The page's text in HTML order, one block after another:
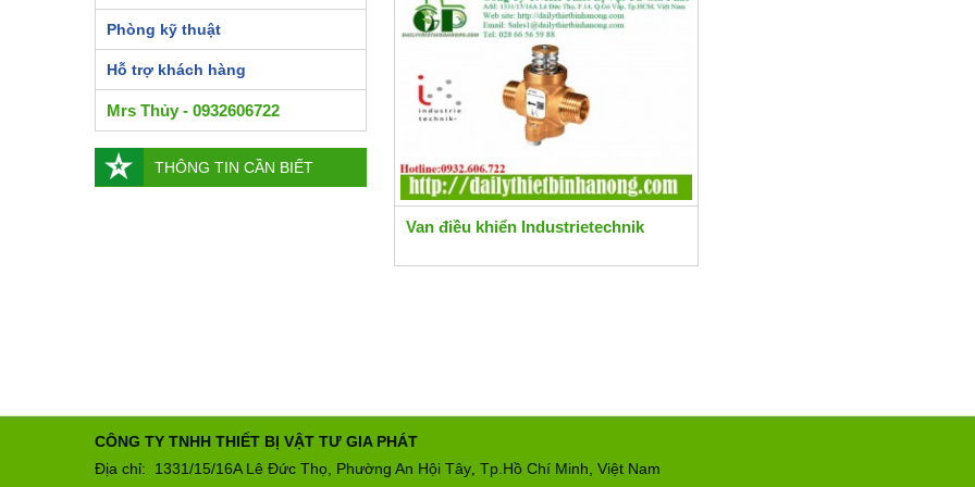
Phòng kỹ thuật
Hỗ trợ khách hàng
Mrs Thủy - 0932606722
THÔNG TIN CẦN BIẾT
Van điều khiển Industrietechnik
CÔNG TY TNHH THIẾT BỊ VẬT TƯ GIA PHÁT
Địa chỉ: 1331/15/16A Lê Đức Thọ, Phường An Hội Tây, Tp.Hồ Chí Minh, Việt Nam